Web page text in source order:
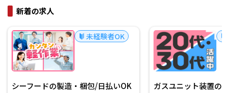
新着の求人
未経験者OK
シーフードの製造・梱包/日払いOK ガスユニット装置の